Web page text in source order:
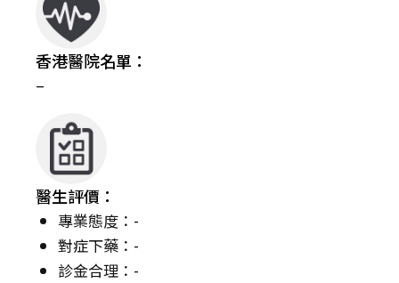
香港醫院名單：
–
醫生評價：
專業態度：-
對症下藥：-
診金合理：-